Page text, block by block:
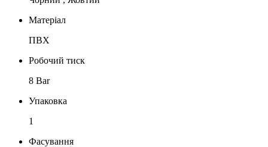
Матеріал
ПВХ
Робочий тиск
8 Bar
Упаковка
1
Фасування